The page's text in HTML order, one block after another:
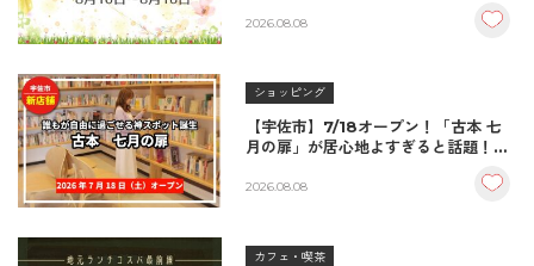
2026.08.08
ショッピング
【宇佐市】7/18オープン！「古本 七
月の扉」が居心地よすぎると話題！絶
至福の読書空間
2026.08.08
カフェ・喫茶